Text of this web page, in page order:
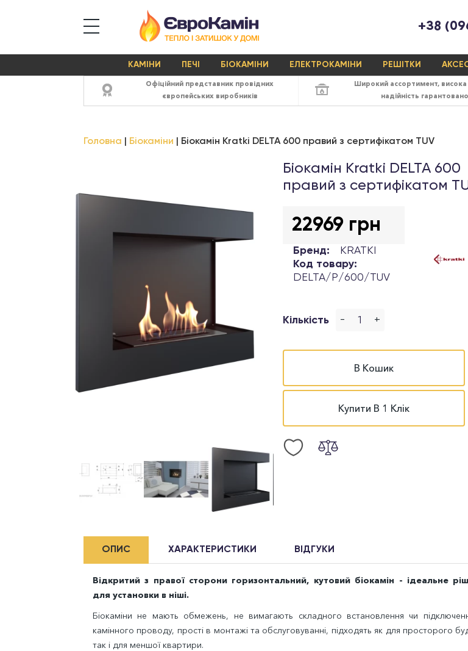
+38
КАМІНИ ПЕЧІ БІОКАМІНИ ЕЛЕКТРОКАМІНИ РЕШІТКИ
Офіційний представник провідних
європейських виробників
Широкий ассортимент, висока
надійність гарантовано
Головна Біокаміни Біокамін Kratki DELTA 600 правий з сертифікатом TUV
Біокамін Kratki DELTA 600
правий з сертифікатом
22969 грн
Бренд:
KRATKI
Код товару:
DELTA/P/600/TUV
Кількість - +
В Кошик
Купити В 1 Клік
ОПИС ХАРАКТЕРИСТИКИ ВІДГУКИ
Відкритий з правої сторони горизонтальний, кутовий біокамін - ідеальне
для установки в ніші.
Біокаміни не мають обмежень, не вимагають складного встановлення чи
камінного проводу, прості в монтажі та обслуговуванні, підходять як для просторого
так і для меншої квартири.